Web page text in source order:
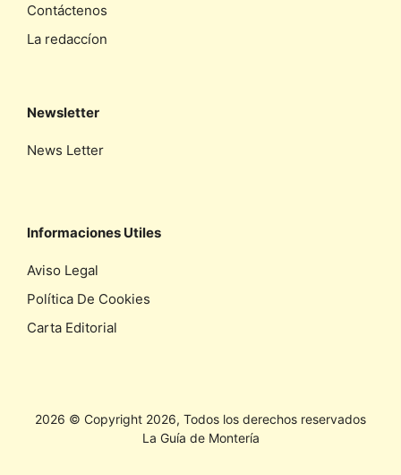
Contáctenos
La redaccíon
Newsletter
News Letter
Informaciones Utiles
Aviso Legal
Política De Cookies
Carta Editorial
2026 © Copyright 2026, Todos los derechos reservados
La Guía de Montería